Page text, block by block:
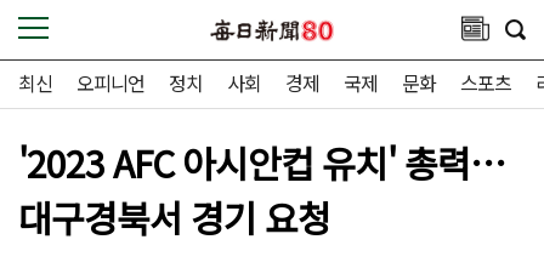
최신 오피니언 정치 사회 경제 국제 문화 스포츠
'2023 AFC 아시안컵 유치' 총력…
대구경북서 경기 요청